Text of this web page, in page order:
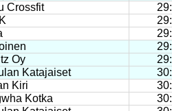
Crossfit
Oy
Katajaiset
Kiri
Kotka